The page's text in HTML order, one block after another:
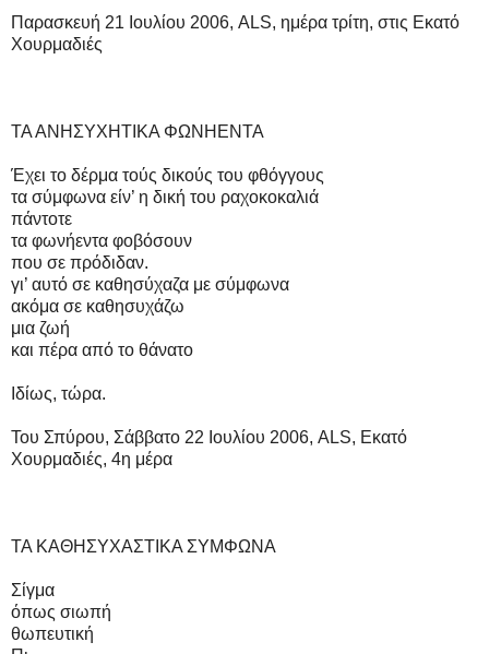
Παρασκευή 21 Ιουλίου 2006, ALS, ημέρα τρίτη, στις Εκατό
Χουρμαδιές
ΤΑ ΑΝΗΣΥΧΗΤΙΚΑ ΦΩΝΗΕΝΤΑ
Έχει το δέρμα τούς δικούς του φθόγγους
τα σύμφωνα είν’ η δική του ραχοκοκαλιά
πάντοτε
τα φωνήεντα φοβόσουν
που σε πρόδιδαν.
γι’ αυτό σε καθησύχαζα με σύμφωνα
ακόμα σε καθησυχάζω
μια ζωή
και πέρα από το θάνατο
Ιδίως, τώρα.
Του Σπύρου, Σάββατο 22 Ιουλίου 2006, ALS, Εκατό
Χουρμαδιές, 4η μέρα
ΤΑ ΚΑΘΗΣΥΧΑΣΤΙΚΑ ΣΥΜΦΩΝΑ
Σίγμα
όπως σιωπή
θωπευτική